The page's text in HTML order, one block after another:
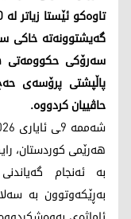
گەیشتوونەتە خاکی
سەرۆکی حکوومەتی
پاڵپشتی پرۆسەی
حاڤییان کردووە.
هەرێمی کوردستان،
بە ئەنجام
بەڕێکەوتوون بە